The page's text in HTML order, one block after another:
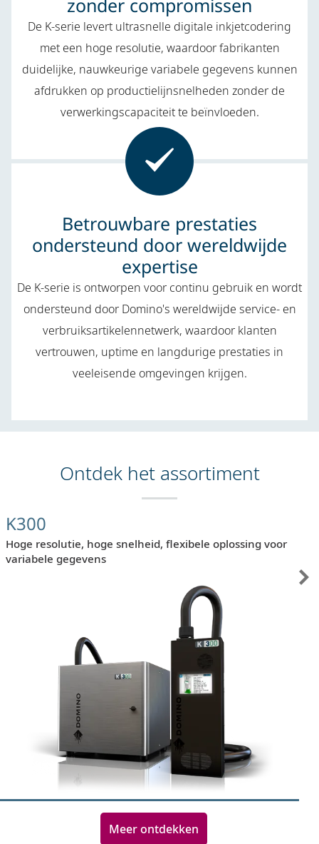
zonder compromissen
De K-serie levert ultrasnelle digitale inkjetcodering
met een hoge resolutie, waardoor fabrikanten
duidelijke, nauwkeurige variabele gegevens kunnen
afdrukken op productielijnsnelheden zonder de
verwerkingscapaciteit te beïnvloeden.
Betrouwbare prestaties
ondersteund door wereldwijde
expertise
De K-serie is ontworpen voor continu gebruik en wordt
ondersteund door Domino's wereldwijde service- en
verbruiksartikelennetwerk, waardoor klanten
vertrouwen, uptime en langdurige prestaties in
veeleisende omgevingen krijgen.
Ontdek het assortiment
K300
Hoge resolutie, hoge snelheid, flexibele oplossing voor
variabele gegevens
Meer ontdekken